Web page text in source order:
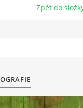
jednota "Komenský" v
257 24 Chocerady
IČ: 498 28 614
Zpět do